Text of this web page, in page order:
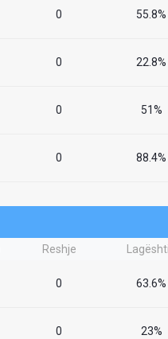
0 55.8%
0 22.8%
0 51%
0 88.4%
Reshje
0 63.6%
0 23%